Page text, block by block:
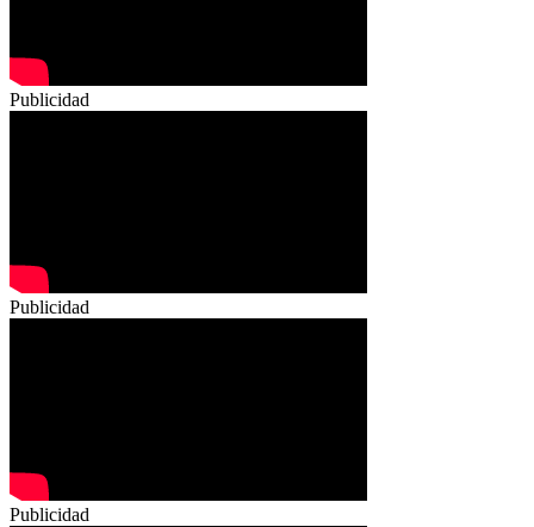
Publicidad
Publicidad
Publicidad